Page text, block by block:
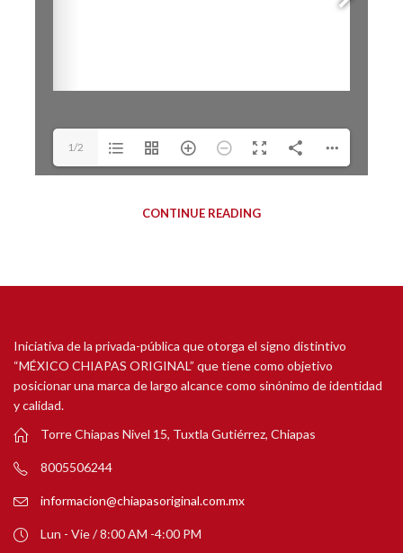
1/2
CONTINUE READING
Iniciativa de la privada-pública que otorga el signo distintivo
“MÉXICO CHIAPAS ORIGINAL” que tiene como objetivo
posicionar una marca de largo alcance como sinónimo de identidad
y calidad.
Torre Chiapas Nivel 15, Tuxtla Gutiérrez, Chiapas
8005506244
informacion@chiapasoriginal.com.mx
Lun - Vie / 8:00 AM -4:00 PM